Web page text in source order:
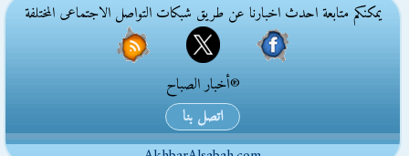
يمكنكم متابعة احدث اخبارنا عن طريق شبكات التواصل الاجتماعى المختلفة
®أخبار الصباح
اتصل بنا